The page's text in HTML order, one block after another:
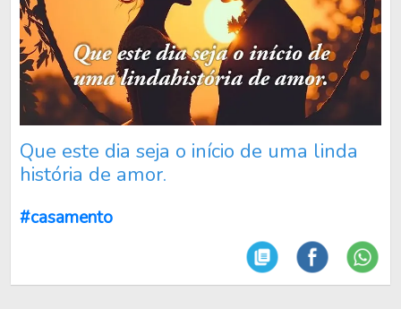
Que este dia seja o início de uma linda
história de amor.
#casamento